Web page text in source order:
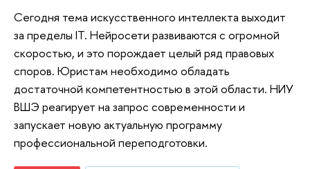
Сегодня тема искусственного интеллекта выходит
за пределы IT. Нейросети развиваются с огромной
скоростью, и это порождает целый ряд правовых
споров. Юристам необходимо обладать
достаточной компетентностью в этой области. НИУ
ВШЭ реагирует на запрос современности и
запускает новую актуальную программу
профессиональной переподготовки.